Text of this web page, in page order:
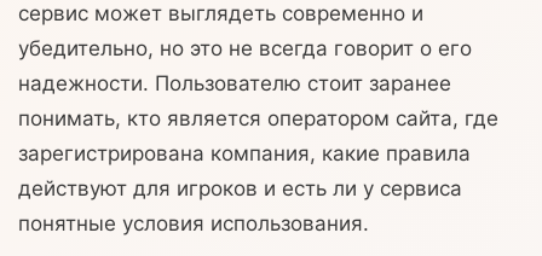
сервис может выглядеть современно и
убедительно, но это не всегда говорит о его
надежности. Пользователю стоит заранее
понимать, кто является оператором сайта, где
зарегистрирована компания, какие правила
действуют для игроков и есть ли у сервиса
понятные условия использования.